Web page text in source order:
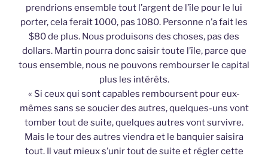
prendrions ensemble tout l’argent de l’île pour le lui
porter, cela ferait 1000, pas 1080. Personne n’a fait les
$80 de plus. Nous produisons des choses, pas des
dollars. Martin pourra donc saisir toute l’île, parce que
tous ensemble, nous ne pouvons rembourser le capital
plus les intérêts.
« Si ceux qui sont capables remboursent pour eux-
mêmes sans se soucier des autres, quelques-uns vont
tomber tout de suite, quelques autres vont survivre.
Mais le tour des autres viendra et le banquier saisira
tout. Il vaut mieux s’unir tout de suite et régler cette